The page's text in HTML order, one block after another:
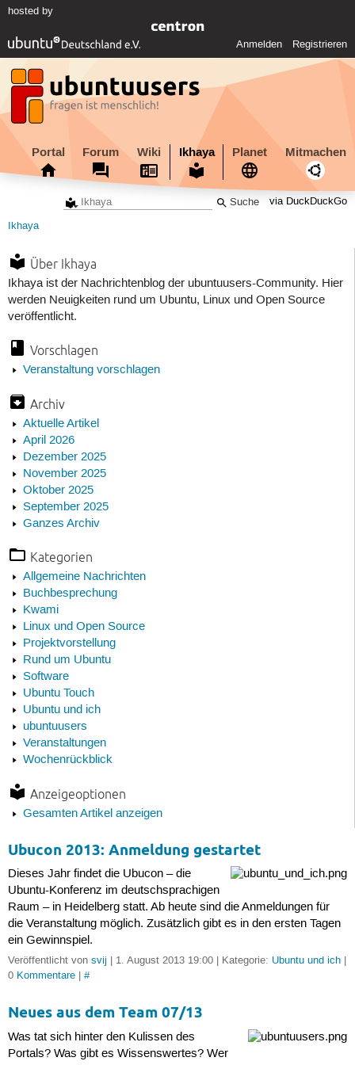
hosted by
Anmelden Registrieren
Portal Forum Wiki Ikhaya Planet Mitmachen
via DuckDuckGo
Ikhaya
Über Ikhaya
Ikhaya ist der Nachrichtenblog der ubuntuusers-Community. Hier
werden Neuigkeiten rund um Ubuntu, Linux und Open Source
veröffentlicht.
Vorschlagen
Veranstaltung vorschlagen
Archiv
Aktuelle Artikel
April 2026
Dezember 2025
November 2025
Oktober 2025
September 2025
Ganzes Archiv
Kategorien
Allgemeine Nachrichten
Buchbesprechung
Kwami
Linux und Open Source
Projektvorstellung
Rund um Ubuntu
Software
Ubuntu Touch
Ubuntu und ich
ubuntuusers
Veranstaltungen
Wochenrückblick
Anzeigeoptionen
Gesamten Artikel anzeigen
Ubucon 2013: Anmeldung gestartet
Dieses Jahr findet die Ubucon – die
Ubuntu-Konferenz im deutschsprachigen
Raum – in Heidelberg statt. Ab heute sind die Anmeldungen für
die Veranstaltung möglich. Zusätzlich gibt es in den ersten Tagen
ein Gewinnspiel.
Veröffentlicht von svij | 1. August 2013 19:00 | Kategorie: Ubuntu und ich|
0 Kommentare| #
Neues aus dem Team 07/13
Was tat sich hinter den Kulissen des
Portals? Was gibt es Wissenswertes? Wer